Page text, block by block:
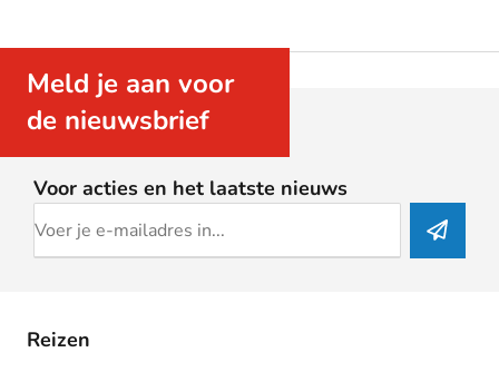
Meld je aan voor
de nieuwsbrief
Voor acties en het laatste nieuws
Reizen